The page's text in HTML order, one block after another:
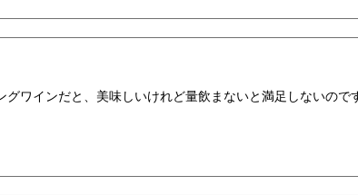
ワインだと、美味しいけれど量飲まないと満足しないので